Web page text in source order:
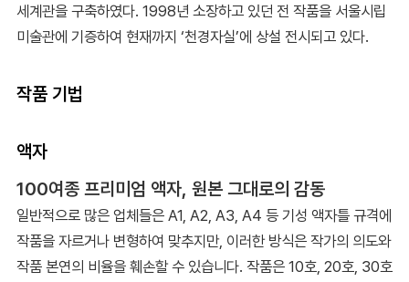
세계관을 구축하였다. 1998년 소장하고 있던 전 작품을 서울시립
미술관에 기증하여 현재까지 ‘천경자실’에 상설 전시되고 있다.
작품 기법
액자
100여종 프리미엄 액자, 원본 그대로의 감동
일반적으로 많은 업체들은 A1, A2, A3, A4 등 기성 액자틀 규격에
작품을 자르거나 변형하여 맞추지만, 이러한 방식은 작가의 의도와
작품 본연의 비율을 훼손할 수 있습니다. 작품은 10호, 20호, 30호